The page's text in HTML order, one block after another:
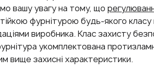
вашу увагу на тому, що
фурнітурою будь-якого
виробника. Клас захисту
укомплектована
вище захисні характеристики.